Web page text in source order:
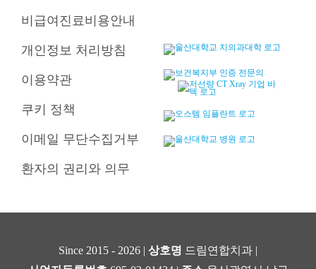
비급여진료비용안내
개인정보 처리방침
이용약관
쿠키 정책
이메일 무단수집거부
환자의 권리와 의무
Since 2015 - 2026 | 상호명 드림연합치과 |